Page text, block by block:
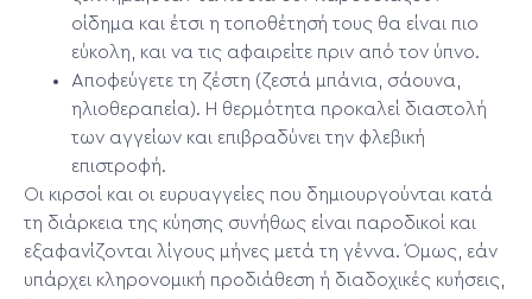
οίδημα και έτσι η τοποθέτησή τους θα είναι πιο
εύκολη, και να τις αφαιρείτε πριν από τον ύπνο.
Αποφεύγετε τη ζέστη (ζεστά μπάνια, σάουνα,
ηλιοθεραπεία). Η θερμότητα προκαλεί διαστολή
των αγγείων και επιβραδύνει την φλεβική
επιστροφή.
Οι κιρσοί και οι ευρυαγγείες που δημιουργούνται κατά
τη διάρκεια της κύησης συνήθως είναι παροδικοί και
εξαφανίζονται λίγους μήνες μετά τη γέννα. Όμως, εάν
υπάρχει κληρονομική προδιάθεση ή διαδοχικές κυήσεις,